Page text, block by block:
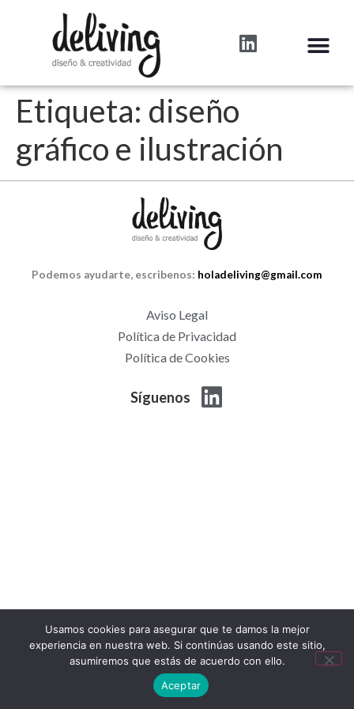
Etiqueta: diseño
gráfico e ilustración
Podemos ayudarte, escribenos: holadeliving@gmail.com
Aviso Legal
Política de Privacidad
Política de Cookies
Síguenos
Usamos cookies para asegurar que te damos la mejor
experiencia en nuestra web. Si continúas usando este sitio,
asumiremos que estás de acuerdo con ello.
Aceptar